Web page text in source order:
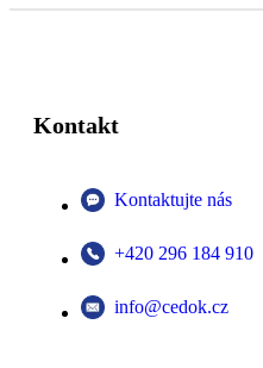
Kontakt
Kontaktujte nás
+420 296 184 910
info@cedok.cz